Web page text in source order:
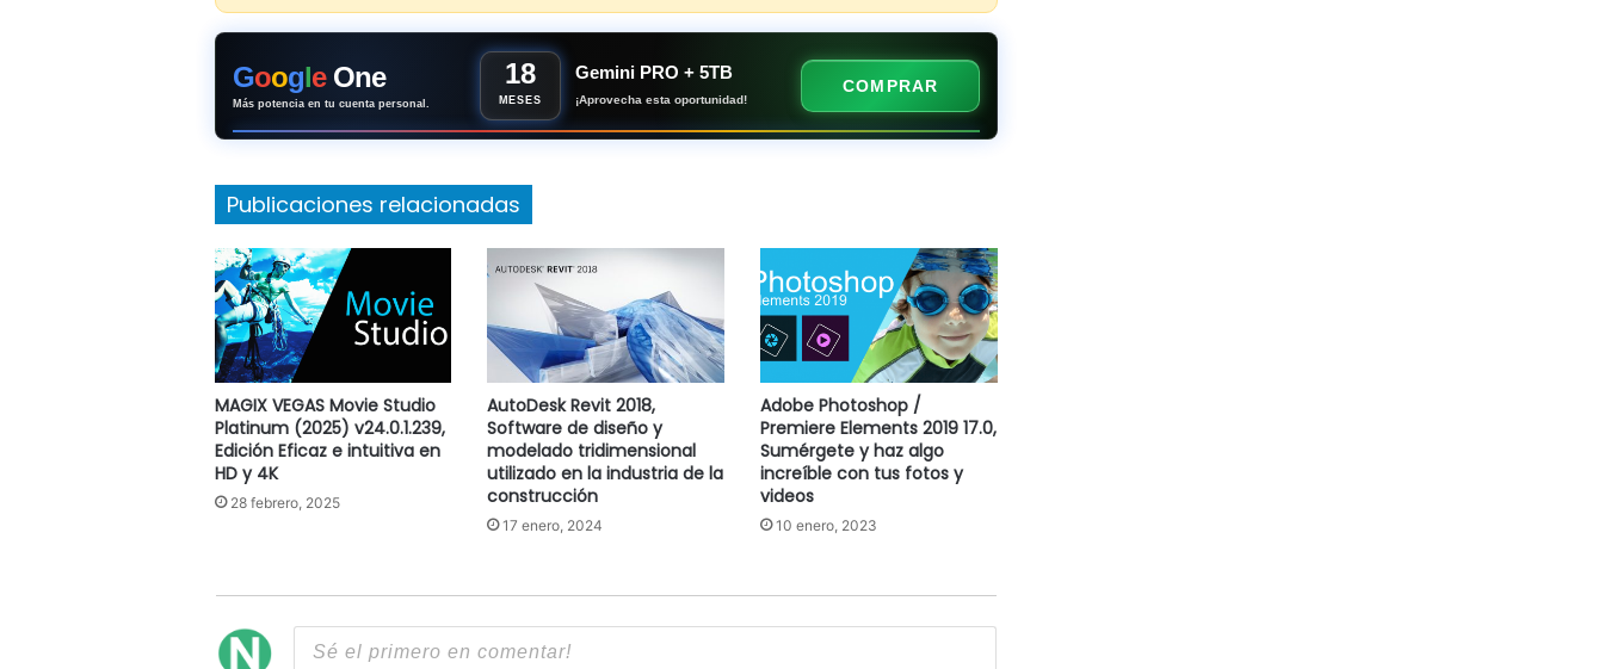
Google One
Más potencia en tu cuenta personal.
18
MESES
Gemini PRO + 5TB
¡Aprovecha esta oportunidad!
COMPRAR
Publicaciones relacionadas
MAGIX VEGAS Movie Studio
Platinum (2025) v24.0.1.239,
Edición Eficaz e intuitiva en
HD y 4K
28 febrero, 2025
AutoDesk Revit 2018,
Software de diseño y
modelado tridimensional
utilizado en la industria de la
construcción
17 enero, 2024
Adobe Photoshop /
Premiere Elements 2019 17.0,
Sumérgete y haz algo
increíble con tus fotos y
videos
10 enero, 2023